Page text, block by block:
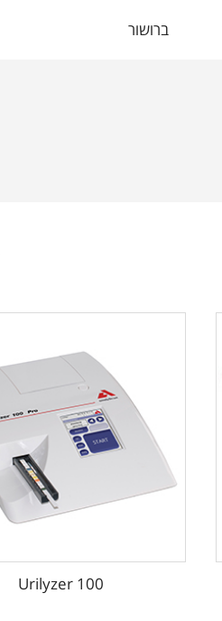
ברושור
Urilyzer 100